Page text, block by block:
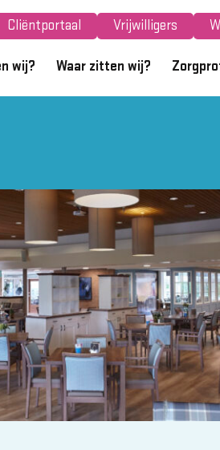
Cliëntportaal Vrijwilligers
wij? Waar zitten wij?